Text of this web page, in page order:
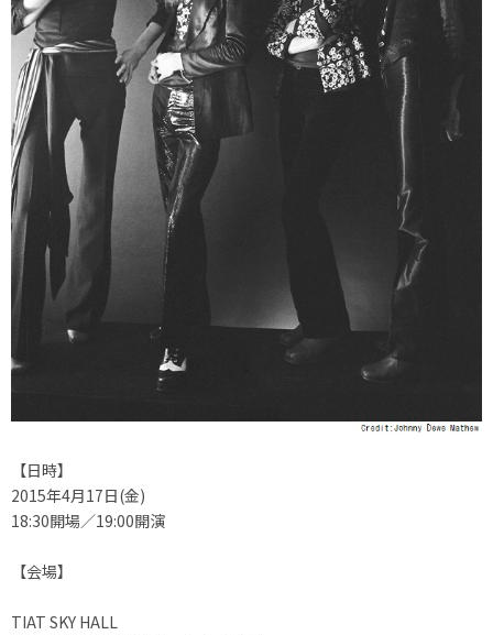
【日時】
2015年4月17日(金)
18:30開場／19:00開演
【会場】
TIAT SKY HALL